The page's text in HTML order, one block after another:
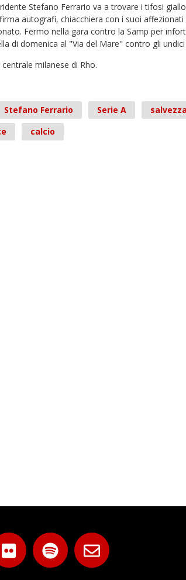
Stefano Ferrario va a trovare i tifosi
autografi, chiacchiera con i suoi
Fermo nella gara contro la Samp per
di domenica al "Via del Mare" contro gli
milanese di Rho.
Stefano Ferrario Serie A
salvezza
calcio